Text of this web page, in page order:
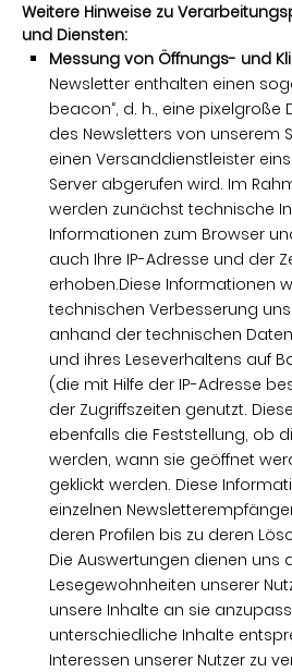
Weitere Hinweise zu
und Diensten:
Messung von Öffnungs- und
Newsletter enthalten einen
beacon“, d. h., eine pixelgroße
des Newsletters von unserem
einen Versanddienstleister
Server abgerufen wird. Im
werden zunächst technische
Informationen zum Browser
auch Ihre IP-Adresse und der
erhoben.Diese Informationen
technischen Verbesserung
anhand der technischen
und ihres Leseverhaltens auf
(die mit Hilfe der IP-Adresse
der Zugriffszeiten genutzt.
ebenfalls die Feststellung, ob
werden, wann sie geöffnet
geklickt werden. Diese
einzelnen
deren Profilen bis zu deren
Die Auswertungen dienen uns
Lesegewohnheiten unserer
unsere Inhalte an sie
unterschiedliche Inhalte
Interessen unserer Nutzer zu